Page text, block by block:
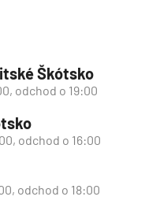
Škótsko
odchod o 19:00
odchod o 16:00
odchod o 18:00